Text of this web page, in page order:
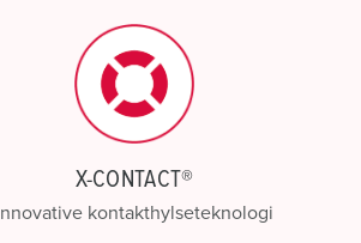
X-CONTACT®
Innovative kontakthylseteknologi